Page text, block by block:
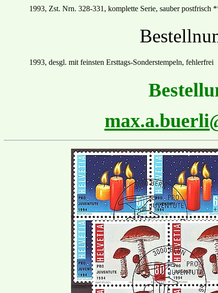
1993, Zst. Nrn. 328-331, komplette Serie, sauber postfrisch
1993, desgl. mit feinsten Ersttags-Sonderstempeln, fehlerfrei